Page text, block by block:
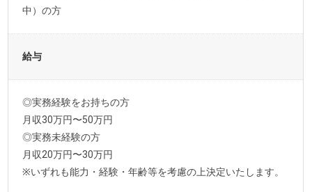
中）の方
給与
◎実務経験をお持ちの方
月収30万円〜50万円
◎実務未経験の方
月収20万円〜30万円
※いずれも能力・経験・年齢等を考慮の上決定いたします。